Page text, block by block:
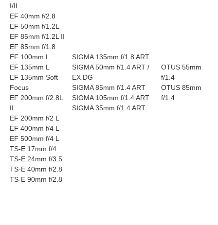
I/II
EF 40mm f/2.8
EF 50mm f/1.2L
EF 85mm f/1.2L II
EF 85mm f/1.8
EF 100mm L
EF 135mm L
EF 135mm Soft
Focus
EF 200mm f/2.8L
II
EF 200mm f/2 L
EF 400mm f/4 L
EF 500mm f/4 L
TS-E 17mm f/4
TS-E 24mm f/3.5
TS-E 40mm f/2.8
TS-E 90mm f/2.8
SIGMA 135mm f/1.8 ART
SIGMA 50mm f/1.4 ART /
EX DG
SIGMA 85mm f/1.4 ART
SIGMA 105mm f/1.4 ART
SIGMA 35mm f/1.4 ART
OTUS 55mm
f/1.4
OTUS 85mm
f/1.4